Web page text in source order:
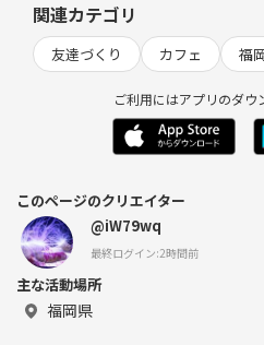
関連カテゴリ
友達づくり カフェ 福
ご利用にはアプリのダウ
このページのクリエイター
@iW79wq
最終ログイン:2時間前
主な活動場所
福岡県